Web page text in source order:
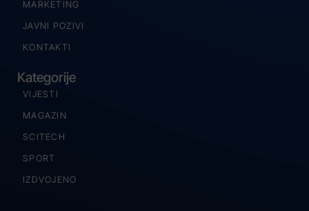
MARKETING
JAVNI POZIVI
KONTAKTI
Kategorije
VIJESTI
MAGAZIN
SCITECH
SPORT
IZDVOJENO